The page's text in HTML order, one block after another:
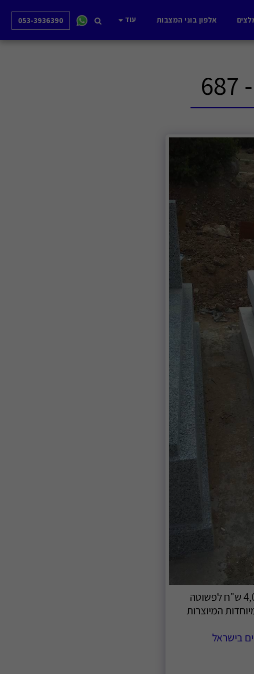
אלפון בוני המצבות עוד 053-3936390
מצבה בודדת קלאסית - 687 - מחירי מצבות ליחיד/ה נעים בין 4,000 ש"ח לפשוטה
יותר למצבות מיוחדות המיוצרות
בישראל